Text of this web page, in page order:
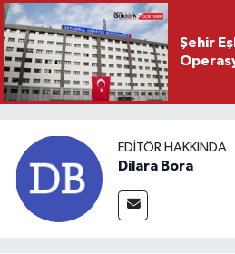
Şehir
EDITÖR HAKKINDA
Dilara Bora